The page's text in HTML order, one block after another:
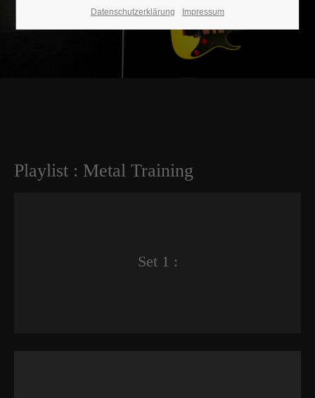
Playlist : Metal Training
Set 1 :
Datenschutzerklärung Impressum